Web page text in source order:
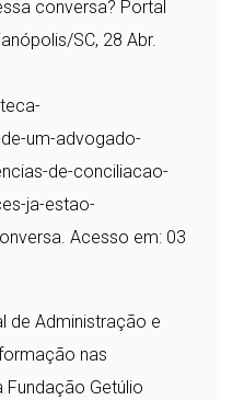
conversa? Portal
SC, 28 Abr.
um-advogado-
de-conciliacao-
ja-estao-
Acesso em: 03
de Administração e
nas
Fundação Getúlio